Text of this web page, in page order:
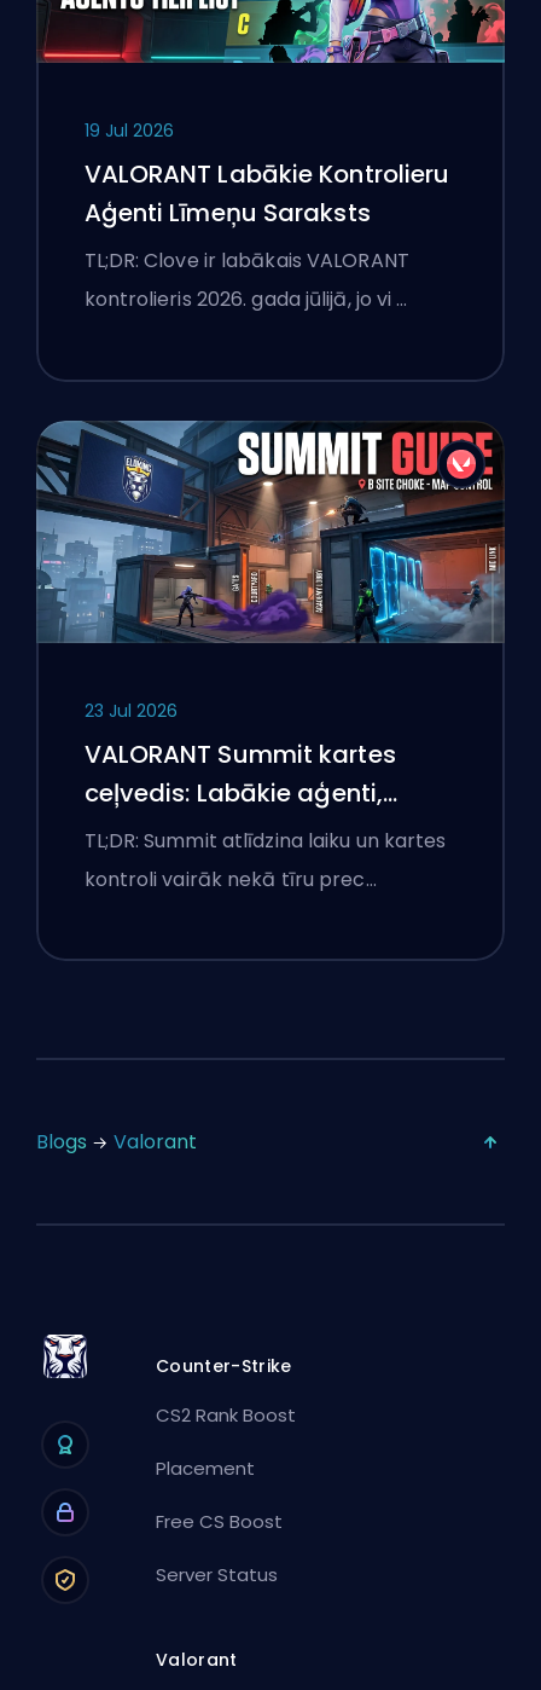
19 Jul 2026
VALORANT Labākie Kontrolieru
Aģenti Līmeņu Saraksts
TL;DR: Clove ir labākais VALORANT
kontrolieris 2026. gada jūlijā, jo vi …
23 Jul 2026
VALORANT Summit kartes
ceļvedis: Labākie aģenti,
izsaukumi un dūmi
TL;DR: Summit atlīdzina laiku un kartes
kontroli vairāk nekā tīru prec…
Blogs Valorant
Counter-Strike
CS2 Rank Boost
Placement
Free CS Boost
Server Status
Valorant